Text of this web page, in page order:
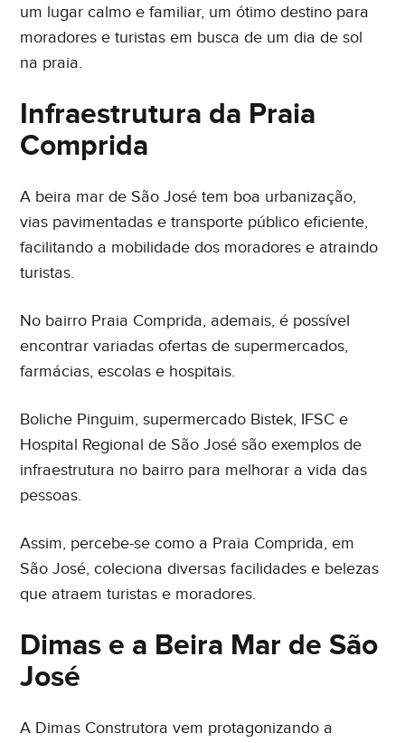
um lugar calmo e familiar, um ótimo destino para
moradores e turistas em busca de um dia de sol
na praia.
Infraestrutura da Praia
Comprida
A beira mar de São José tem boa urbanização,
vias pavimentadas e transporte público eficiente,
facilitando a mobilidade dos moradores e atraindo
turistas.
No bairro Praia Comprida, ademais, é possível
encontrar variadas ofertas de supermercados,
farmácias, escolas e hospitais.
Boliche Pinguim, supermercado Bistek, IFSC e
Hospital Regional de São José são exemplos de
infraestrutura no bairro para melhorar a vida das
pessoas.
Assim, percebe-se como a Praia Comprida, em
São José, coleciona diversas facilidades e belezas
que atraem turistas e moradores.
Dimas e a Beira Mar de São
José
A Dimas Construtora vem protagonizando a